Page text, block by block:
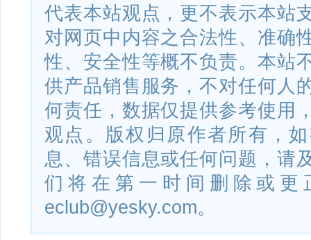
代表本站观点，更不表示本站
对网页中内容之合法性、准确
性、安全性等概不负责。本站
供产品销售服务，不对任何人
何责任，数据仅提供参考使用
观点。版权归原作者所有，
息、错误信息或任何问题，请
们将在第一时间删除或更
eclub@yesky.com。